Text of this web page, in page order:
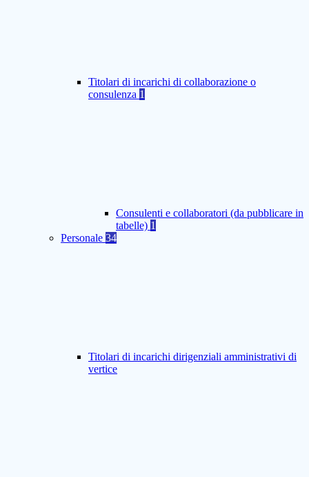
Titolari di incarichi di collaborazione o
consulenza 1
Consulenti e collaboratori (da pubblicare in
tabelle) 1
Personale 34
Titolari di incarichi dirigenziali amministrativi di
vertice